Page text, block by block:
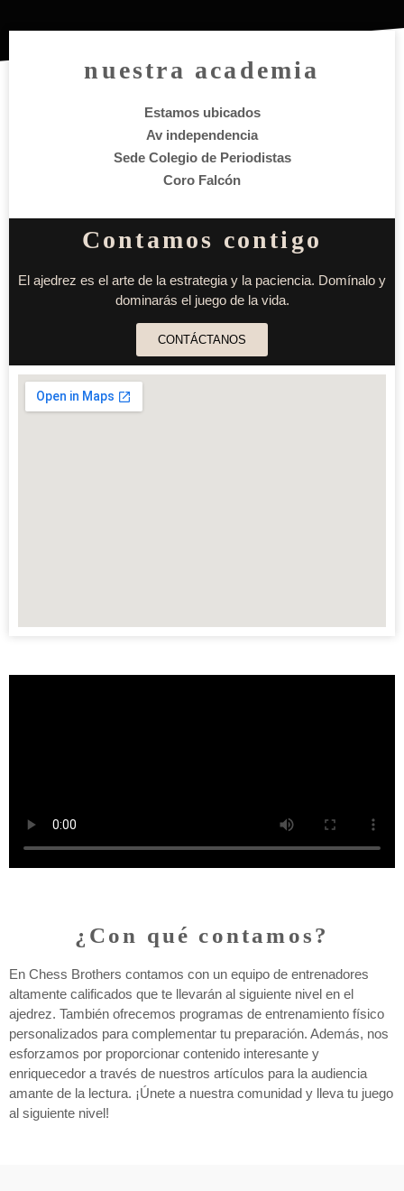
nuestra academia
Estamos ubicados
Av independencia
Sede Colegio de Periodistas
Coro Falcón
Contamos contigo
El ajedrez es el arte de la estrategia y la paciencia. Domínalo y
dominarás el juego de la vida.
CONTÁCTANOS
¿Con qué contamos?
En Chess Brothers contamos con un equipo de entrenadores
altamente calificados que te llevarán al siguiente nivel en el
ajedrez. También ofrecemos programas de entrenamiento físico
personalizados para complementar tu preparación. Además, nos
esforzamos por proporcionar contenido interesante y
enriquecedor a través de nuestros artículos para la audiencia
amante de la lectura. ¡Únete a nuestra comunidad y lleva tu juego
al siguiente nivel!